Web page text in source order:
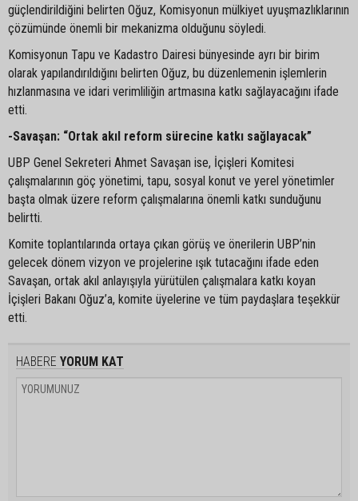
güçlendirildiğini belirten Oğuz, Komisyonun mülkiyet uyuşmazlıklarının
çözümünde önemli bir mekanizma olduğunu söyledi.
Komisyonun Tapu ve Kadastro Dairesi bünyesinde ayrı bir birim
olarak yapılandırıldığını belirten Oğuz, bu düzenlemenin işlemlerin
hızlanmasına ve idari verimliliğin artmasına katkı sağlayacağını ifade
etti.
-Savaşan: “Ortak akıl reform sürecine katkı sağlayacak”
UBP Genel Sekreteri Ahmet Savaşan ise, İçişleri Komitesi
çalışmalarının göç yönetimi, tapu, sosyal konut ve yerel yönetimler
başta olmak üzere reform çalışmalarına önemli katkı sunduğunu
belirtti.
Komite toplantılarında ortaya çıkan görüş ve önerilerin UBP’nin
gelecek dönem vizyon ve projelerine ışık tutacağını ifade eden
Savaşan, ortak akıl anlayışıyla yürütülen çalışmalara katkı koyan
İçişleri Bakanı Oğuz’a, komite üyelerine ve tüm paydaşlara teşekkür
etti.
HABERE YORUM KAT